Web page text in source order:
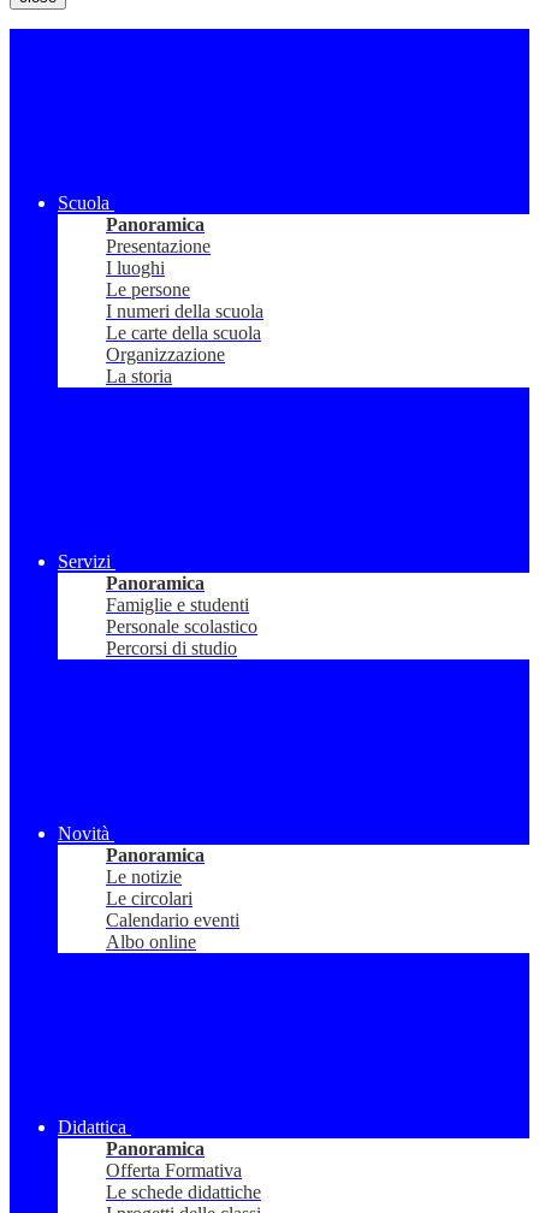
Scuola
Panoramica
Presentazione
I luoghi
Le persone
I numeri della scuola
Le carte della scuola
Organizzazione
La storia
Servizi
Panoramica
Famiglie e studenti
Personale scolastico
Percorsi di studio
Novità
Panoramica
Le notizie
Le circolari
Calendario eventi
Albo online
Didattica
Panoramica
Offerta Formativa
Le schede didattiche